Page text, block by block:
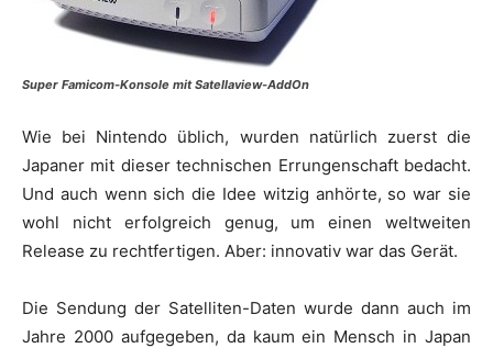
Super Famicom-Konsole mit Satellaview-AddOn
Wie bei Nintendo üblich, wurden natürlich zuerst die
Japaner mit dieser technischen Errungenschaft bedacht.
Und auch wenn sich die Idee witzig anhörte, so war sie
wohl nicht erfolgreich genug, um einen weltweiten
Release zu rechtfertigen. Aber: innovativ war das Gerät.
Die Sendung der Satelliten-Daten wurde dann auch im
Jahre 2000 aufgegeben, da kaum ein Mensch in Japan